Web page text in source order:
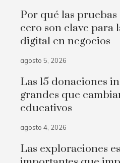
Por qué las
cero son clave para
digital en negocios
agosto 5, 2026
Las 15 donaciones
grandes que
educativos
agosto 4, 2026
Las exploraciones